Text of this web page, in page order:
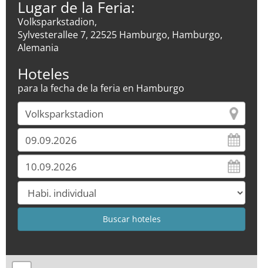
Lugar de la Feria:
Volksparkstadion,
Sylvesterallee 7, 22525 Hamburgo, Hamburgo,
Alemania
Hoteles
para la fecha de la feria en Hamburgo